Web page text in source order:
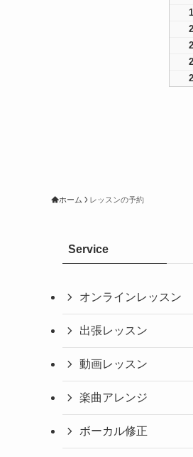
ホーム レッスンの予約
Service
オンラインレッスン
出張レッスン
動画レッスン
楽曲アレンジ
ボーカル修正